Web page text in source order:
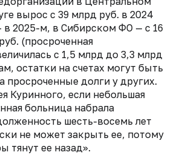
вырос с 39 млрд руб. в 2024
в 2025-м, в Сибирском ФО — с 16
(просроченная
с 1,5 млрд до 3,3 млрд
остатки на счетах могут быть
просроченные долги у других.
Куринного, если небольшая
больница набрала
шесть-восемь лет
не может закрыть ее, потому
тянут ее назад».